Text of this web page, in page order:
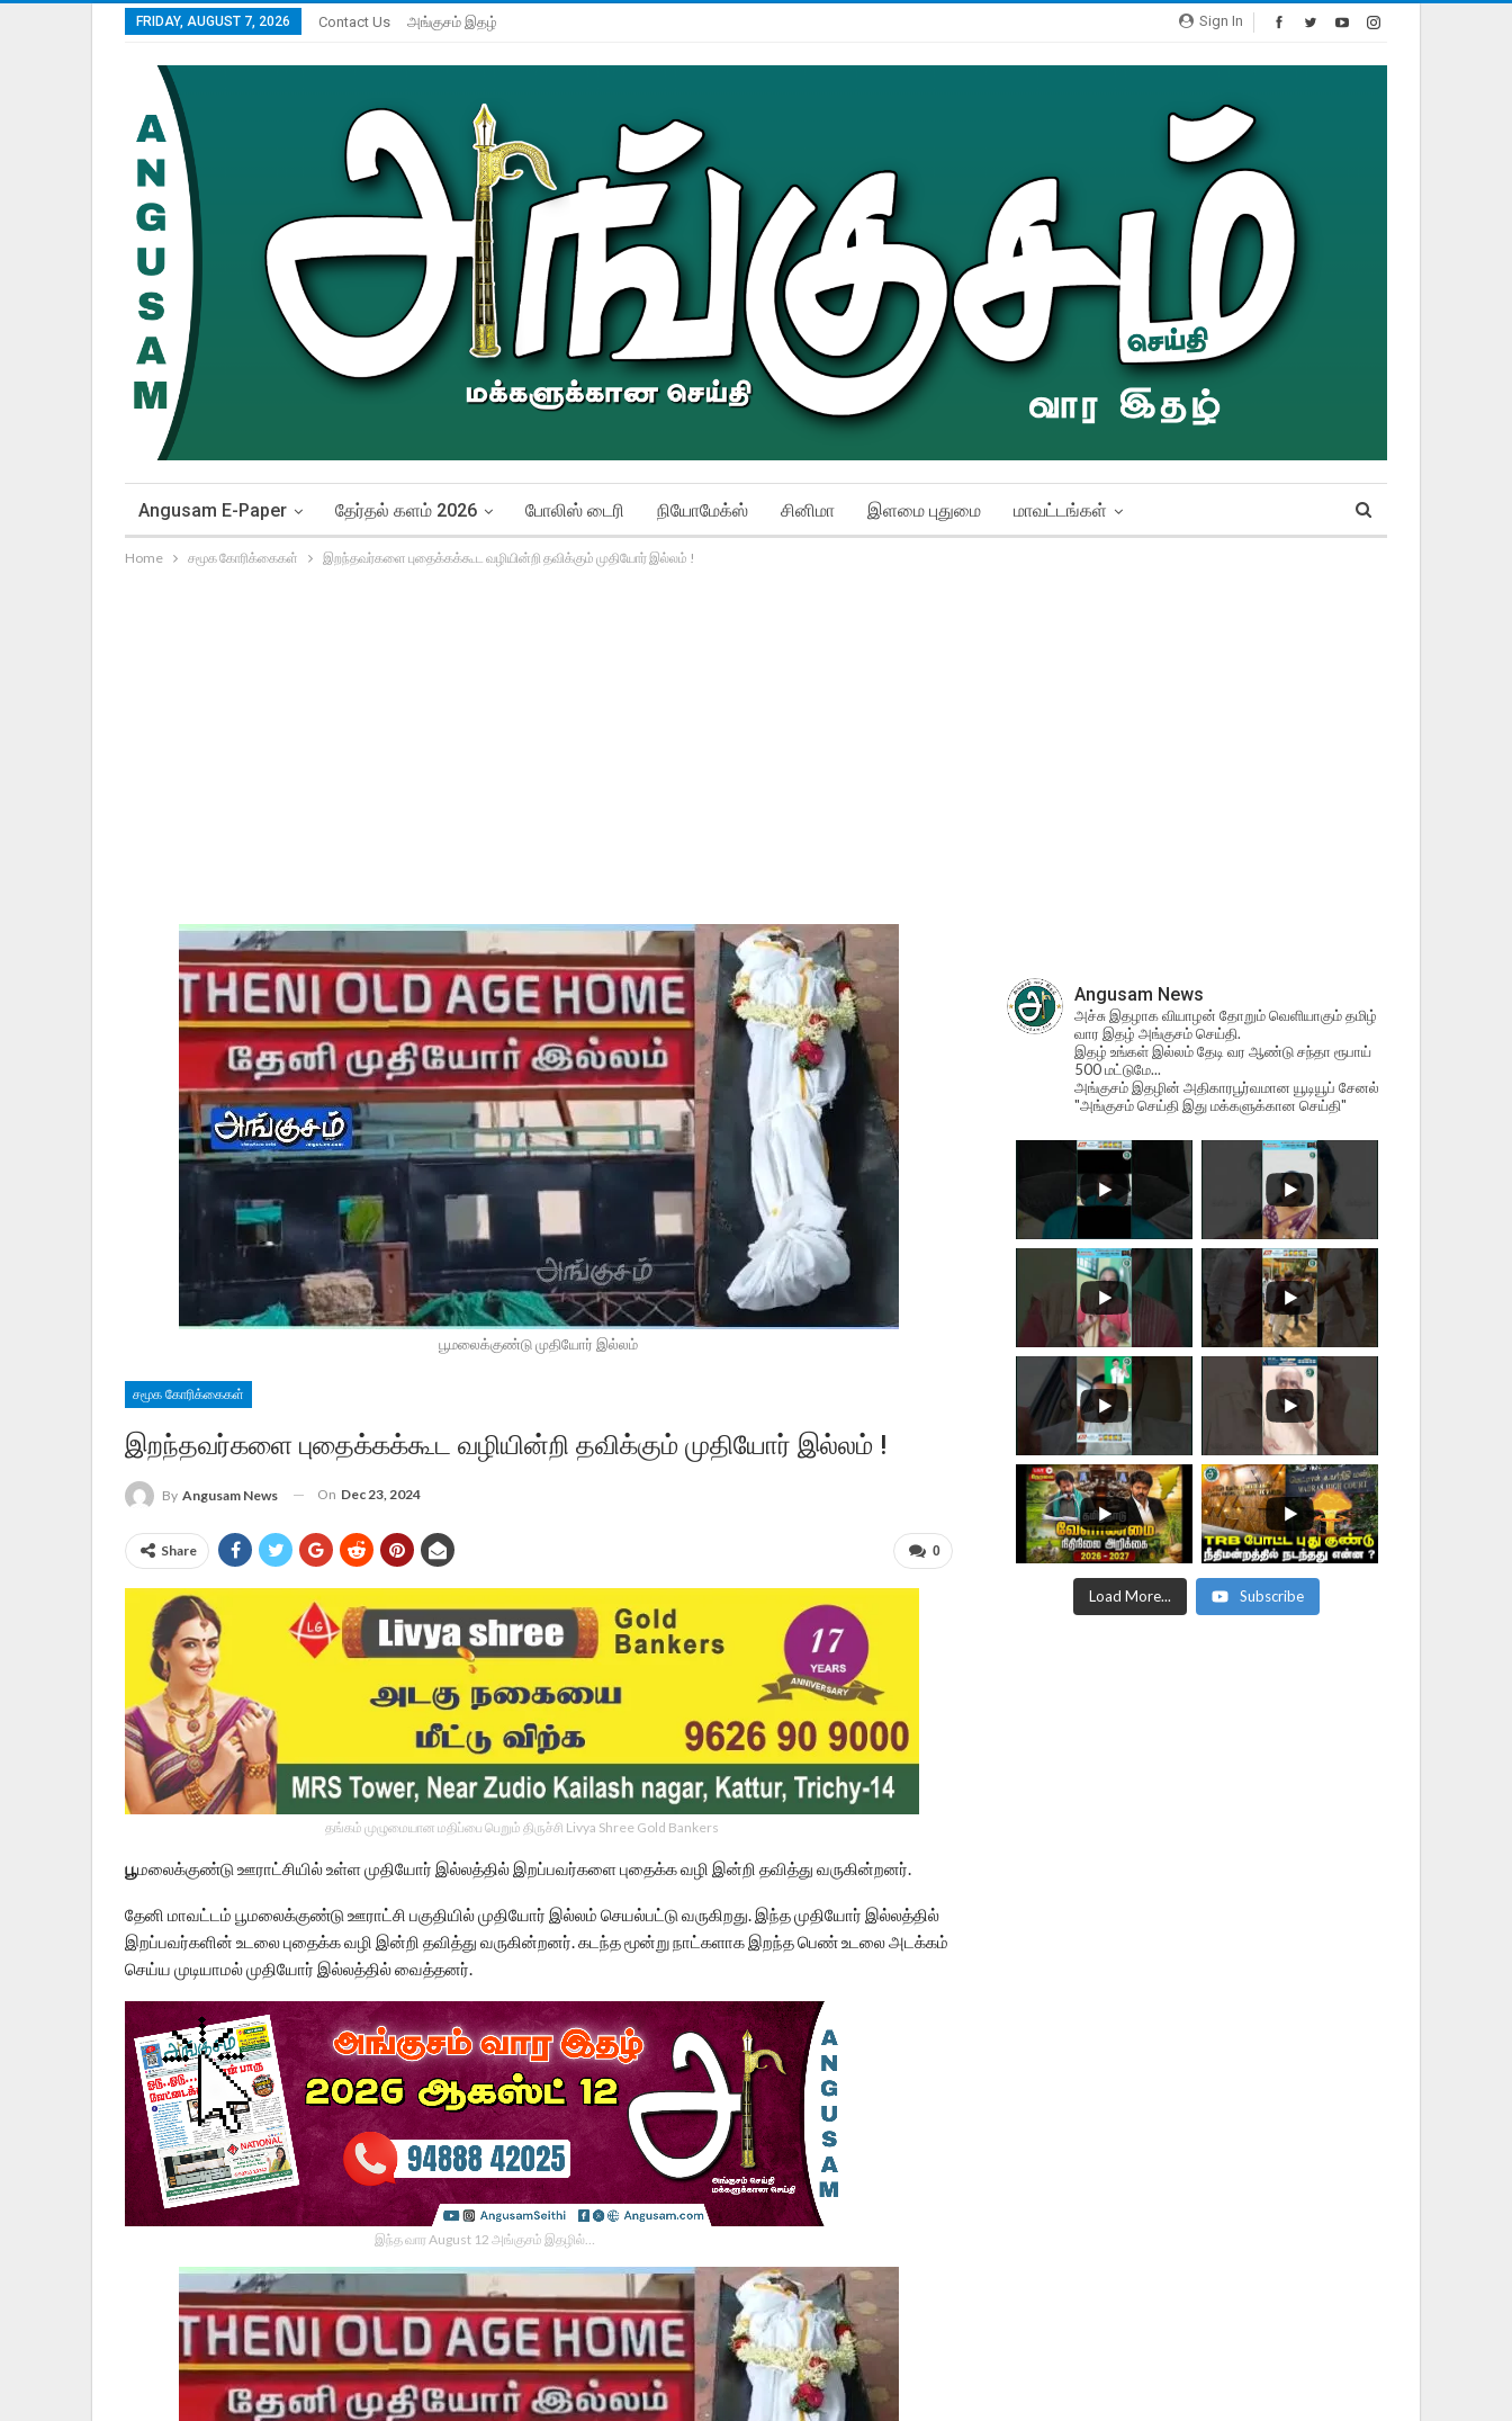
Sign In
FRIDAY, AUGUST 7, 2026 Contact Us அங்குசம் இதழ்
Angusam E-Paper தேர்தல் களம் 2026 போலிஸ் டைரி நியோமேக்ஸ் சினிமா இளமை புதுமை மாவட்டங்கள்
Home சமூக கோரிக்கைகள் இறந்தவர்களை புதைக்கக்கூட வழியின்றி தவிக்கும் முதியோர் இல்லம் !
பூமலைக்குண்டு முதியோர் இல்லம்
சமூக கோரிக்கைகள்
இறந்தவர்களை புதைக்கக்கூட வழியின்றி தவிக்கும் முதியோர் இல்லம் !
By Angusam News On Dec 23, 2024
0
Share
தங்கம் முழுமையான மதிப்பை பெறும் திருச்சி Livya Shree Gold Bankers
பூமலைக்குண்டு ஊராட்சியில் உள்ள முதியோர் இல்லத்தில் இறப்பவர்களை புதைக்க வழி இன்றி தவித்து வருகின்றனர்.
தேனி மாவட்டம் பூமலைக்குண்டு ஊராட்சி பகுதியில் முதியோர் இல்லம் செயல்பட்டு வருகிறது. இந்த முதியோர் இல்லத்தில்
இறப்பவர்களின் உடலை புதைக்க வழி இன்றி தவித்து வருகின்றனர். கடந்த மூன்று நாட்களாக இறந்த பெண் உடலை அடக்கம்
செய்ய முடியாமல் முதியோர் இல்லத்தில் வைத்தனர்.
இந்த வார August 12 அங்குசம் இதழில்…
Angusam News
அச்சு இதழாக வியாழன் தோறும் வெளியாகும் தமிழ்
வார இதழ் அங்குசம் செய்தி.
இதழ் உங்கள் இல்லம் தேடி வர ஆண்டு சந்தா ரூபாய்
500 மட்டுமே...
அங்குசம் இதழின் அதிகாரபூர்வமான யூடியூப் சேனல்
"அங்குசம் செய்தி இது மக்களுக்கான செய்தி"
Load More... Subscribe